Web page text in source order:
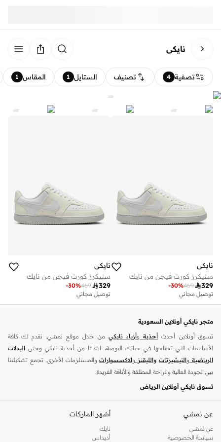
نايكي
تصفية 4 تصنيف الستايل 1 المقاس 1
نايكي
سنيكرز كورت فيجن من نايك
329
469
-30%
توصيل مجاني
نايكي
سنيكرز كورت فيجن من نايك
329
469
-30%
توصيل مجاني
متجر نايكي أونلاين السعودية
تسوق أونلاين أحدث أحذية وأزياء نايكي من خلال موقع نمشي. نقدم لك كافة
الأساسيات التي تحتاجها في حياتك اليومية، ابتداءًا من أحذية نايكي وحتى البدلات
الرياضية والتيشيرتات والليقنز والاكسسوارات والمستلزمات الأخرى. تجمع تشكيلتنا
بين الجودة العالية والراحة المطلقة والأناقة الفريدة.
تسوق نايكي أونلاين الرياض
تضم مجموعة نايكي كافة استايلات السنيكرز التي يحبها الجميع، استعرض سنيكرزاير
فورسوزوم
وتانجون وفليكس وغيرهم الكثير. مارس تمارينك اليومية
بحرية تامة مع سنيكرز نايكي المريحة واشعر دائمًا بالحماس لمزيد من الرياضة. احصل
عن نمشي
عن نمشي
سياسة الخصوصية
أشهر الماركات
نايك
أديداس